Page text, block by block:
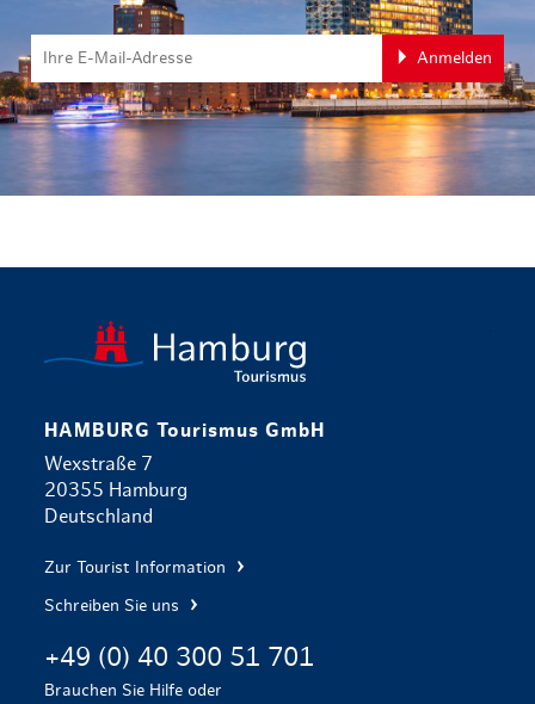
Anmelden
HAMBURG Tourismus GmbH
Wexstraße 7
20355 Hamburg
Deutschland
Zur Tourist Information
Schreiben Sie uns
+49 (0) 40 300 51 701
Brauchen Sie Hilfe oder